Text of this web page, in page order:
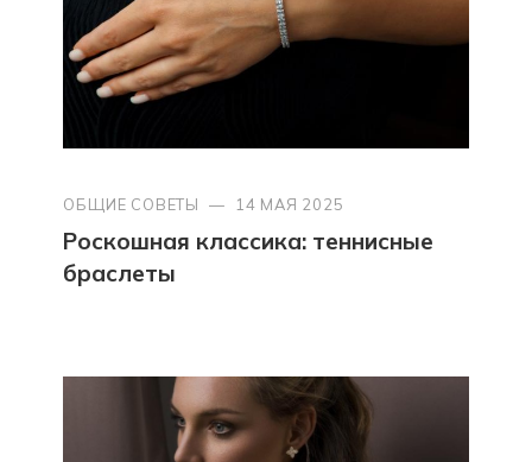
ОБЩИЕ СОВЕТЫ — 14 МАЯ 2025
Роскошная классика: теннисные
браслеты